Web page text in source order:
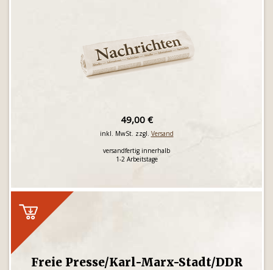
49,00 €
inkl. MwSt. zzgl. Versand
versandfertig innerhalb
1-2 Arbeitstage
Freie Presse/Karl-Marx-Stadt/DDR